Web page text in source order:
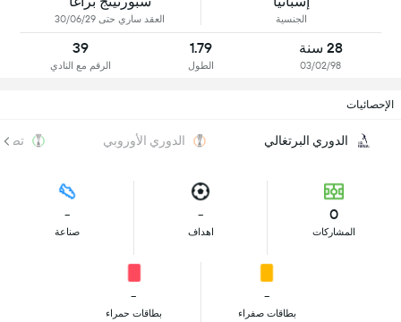
الجنسية العقد ساري حتى 30/06/29
28 سنة
03/02/98
1.79
الطول
39
الرقم مع النادي
الإحصائيات
الدوري البرتغالي الدوري الأوروبي
0
المشاركات
-
اهداف
-
صناعة
-
بطاقات صفراء
-
بطاقات حمراء